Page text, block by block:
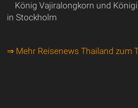
König Vajiralongkorn und
in Stockholm
⇒ Mehr Reisenews Thailand zum